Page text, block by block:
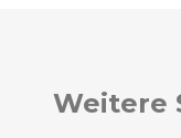
Weitere